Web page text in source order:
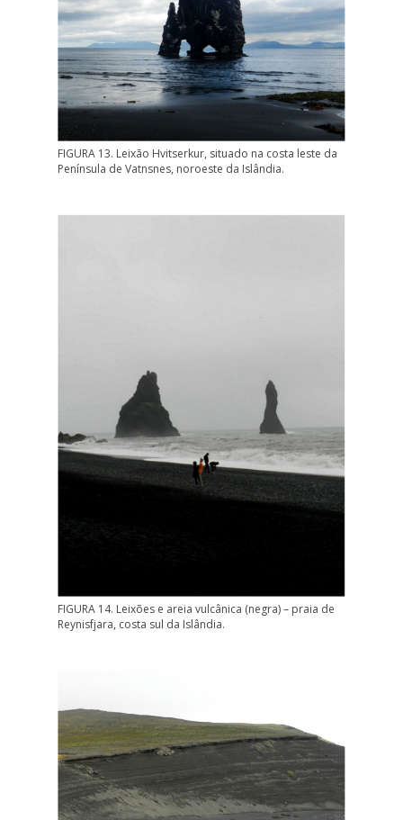
FIGURA 13. Leixão Hvitserkur, situado na costa leste da
Península de Vatnsnes, noroeste da Islândia.
FIGURA 14. Leixões e areia vulcânica (negra) – praia de
Reynisfjara, costa sul da Islândia.